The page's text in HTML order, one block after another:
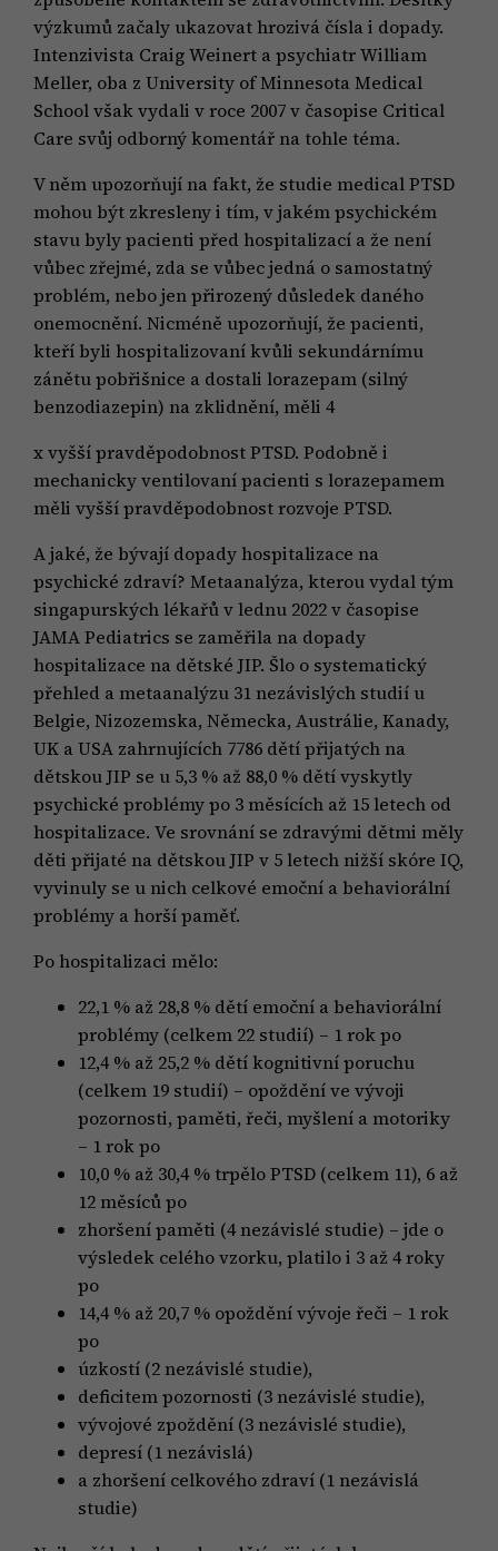
výzkumů začaly ukazovat hrozivá čísla i dopady.
Intenzivista Craig Weinert a psychiatr William
Meller, oba z University of Minnesota Medical
School však vydali v roce 2007 v časopise Critical
Care svůj odborný komentář na tohle téma.
V něm upozorňují na fakt, že studie medical PTSD
mohou být zkresleny i tím, v jakém psychickém
stavu byly pacienti před hospitalizací a že není
vůbec zřejmé, zda se vůbec jedná o samostatný
problém, nebo jen přirozený důsledek daného
onemocnění. Nicméně upozorňují, že pacienti,
kteří byli hospitalizovaní kvůli sekundárnímu
zánětu pobřišnice a dostali lorazepam (silný
benzodiazepin) na zklidnění, měli 4
x vyšší pravděpodobnost PTSD. Podobně i
mechanicky ventilovaní pacienti s lorazepamem
měli vyšší pravděpodobnost rozvoje PTSD.
A jaké, že bývají dopady hospitalizace na
psychické zdraví? Metaanalýza, kterou vydal tým
singapurských lékařů v lednu 2022 v časopise
JAMA Pediatrics se zaměřila na dopady
hospitalizace na dětské JIP. Šlo o systematický
přehled a metaanalýzu 31 nezávislých studií u
Belgie, Nizozemska, Německa, Austrálie, Kanady,
UK a USA zahrnujících 7786 dětí přijatých na
dětskou JIP se u 5,3 % až 88,0 % dětí vyskytly
psychické problémy po 3 měsících až 15 letech od
hospitalizace. Ve srovnání se zdravými dětmi měly
děti přijaté na dětskou JIP v 5 letech nižší skóre IQ,
vyvinuly se u nich celkové emoční a behaviorální
problémy a horší paměť.
Po hospitalizaci mělo:
22,1 % až 28,8 % dětí emoční a behaviorální
problémy (celkem 22 studií) – 1 rok po
12,4 % až 25,2 % dětí kognitivní poruchu
(celkem 19 studií) – opoždění ve vývoji
pozornosti, paměti, řeči, myšlení a motoriky
– 1 rok po
10,0 % až 30,4 % trpělo PTSD (celkem 11), 6 až
12 měsíců po
zhoršení paměti (4 nezávislé studie) – jde o
výsledek celého vzorku, platilo i 3 až 4 roky
po
14,4 % až 20,7 % opoždění vývoje řeči – 1 rok
po
úzkostí (2 nezávislé studie),
deficitem pozornosti (3 nezávislé studie),
vývojové zpoždění (3 nezávislé studie),
depresí (1 nezávislá)
a zhoršení celkového zdraví (1 nezávislá
studie)